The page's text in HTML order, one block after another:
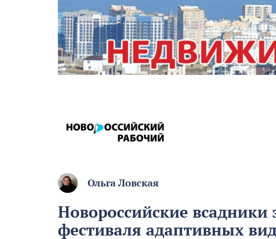
Ольга Ловская
Новороссийские всадники
фестиваля адаптивных